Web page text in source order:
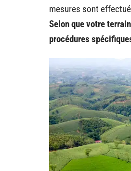
mesures sont
Selon que votre
procédures